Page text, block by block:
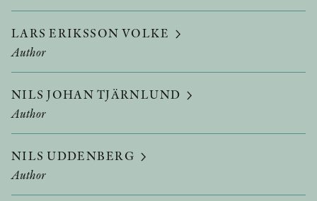
LARS ERIKSSON VOLKE
Author
NILS JOHAN TJÄRNLUND
Author
NILS UDDENBERG
Author